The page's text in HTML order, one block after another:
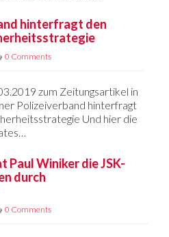
hinterfragt den
0 Comments
zum Zeitungsartikel in
Polizeiverband hinterfragt
Und hier die
Paul Winiker die JSK-
durch
0 Comments